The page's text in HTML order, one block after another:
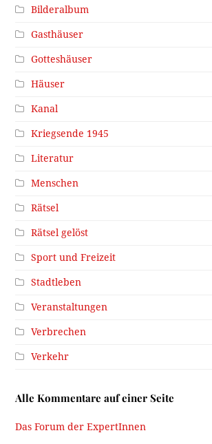
Bilderalbum
Gasthäuser
Gotteshäuser
Häuser
Kanal
Kriegsende 1945
Literatur
Menschen
Rätsel
Rätsel gelöst
Sport und Freizeit
Stadtleben
Veranstaltungen
Verbrechen
Verkehr
Alle Kommentare auf einer Seite
Das Forum der ExpertInnen